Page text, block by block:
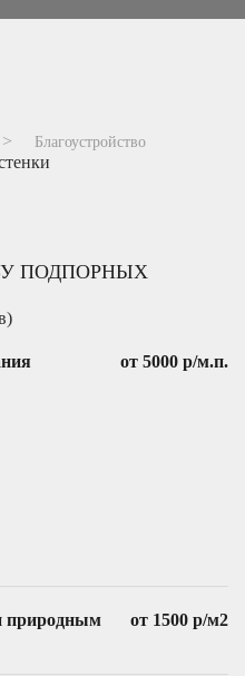
Благоустройство
ПОДПОРНЫХ
от 5000 р/м.п.
природным
от 1500 р/м2